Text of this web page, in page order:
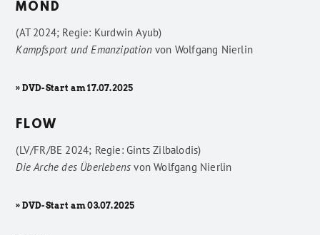
MOND
(AT 2024; Regie: Kurdwin Ayub)
Kampfsport und Emanzipationvon Wolfgang Nierlin
» DVD-Start am 17.07.2025
FLOW
(LV/FR/BE 2024; Regie: Gints Zilbalodis)
Die Arche des Überlebens vonWolfgang Nierlin
» DVD-Start am 03.07.2025